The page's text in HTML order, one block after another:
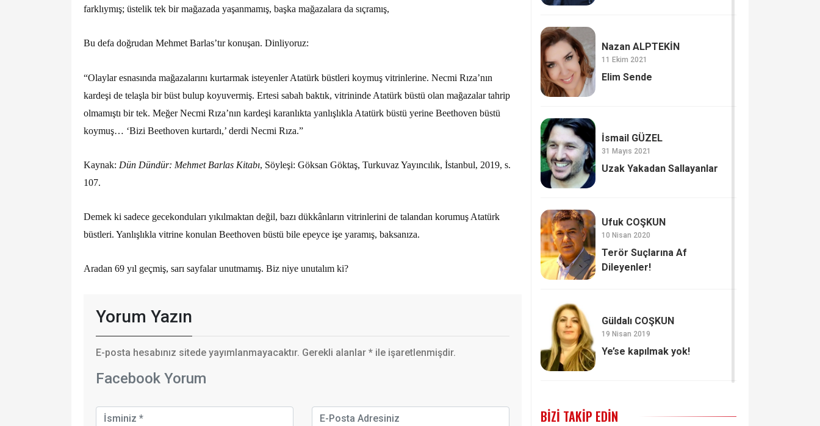
farklıymış; üstelik tek bir mağazada yaşanmamış, başka mağazalara da sıçramış,
Bu defa doğrudan Mehmet Barlas’tır konuşan. Dinliyoruz:
“Olaylar esnasında mağazalarını kurtarmak isteyenler Atatürk büstleri koymuş vitrinlerine. Necmi Rıza’nın
kardeşi de telaşla bir büst bulup koyuvermiş. Ertesi sabah baktık, vitrininde Atatürk büstü olan mağazalar tahrip
olmamıştı bir tek. Meğer Necmi Rıza’nın kardeşi karanlıkta yanlışlıkla Atatürk büstü yerine Beethoven büstü
koymuş… ‘Bizi Beethoven kurtardı,’ derdi Necmi Rıza.”
Kaynak: Dün Dündür: Mehmet Barlas Kitabı, Söyleşi: Göksan Göktaş, Turkuvaz Yayıncılık, İstanbul, 2019, s.
107.
Demek ki sadece gecekonduları yıkılmaktan değil, bazı dükkânların vitrinlerini de talandan korumuş Atatürk
büstleri. Yanlışlıkla vitrine konulan Beethoven büstü bile epeyce işe yaramış, baksanıza.
Aradan 69 yıl geçmiş, sarı sayfalar unutmamış. Biz niye unutalım ki?
Yorum Yazın
E-posta hesabınız sitede yayımlanmayacaktır. Gerekli alanlar * ile işaretlenmişdir.
Facebook Yorum
Nazan ALPTEKİN
11 Ekim 2021
Elim Sende
İsmail GÜZEL
31 Mayıs 2021
Uzak Yakadan Sallayanlar
Ufuk COŞKUN
10 Nisan 2020
Terör Suçlarına Af
Dileyenler!
Güldalı COŞKUN
19 Nisan 2019
Ye’se kapılmak yok!
BIZI TAKIP EDIN